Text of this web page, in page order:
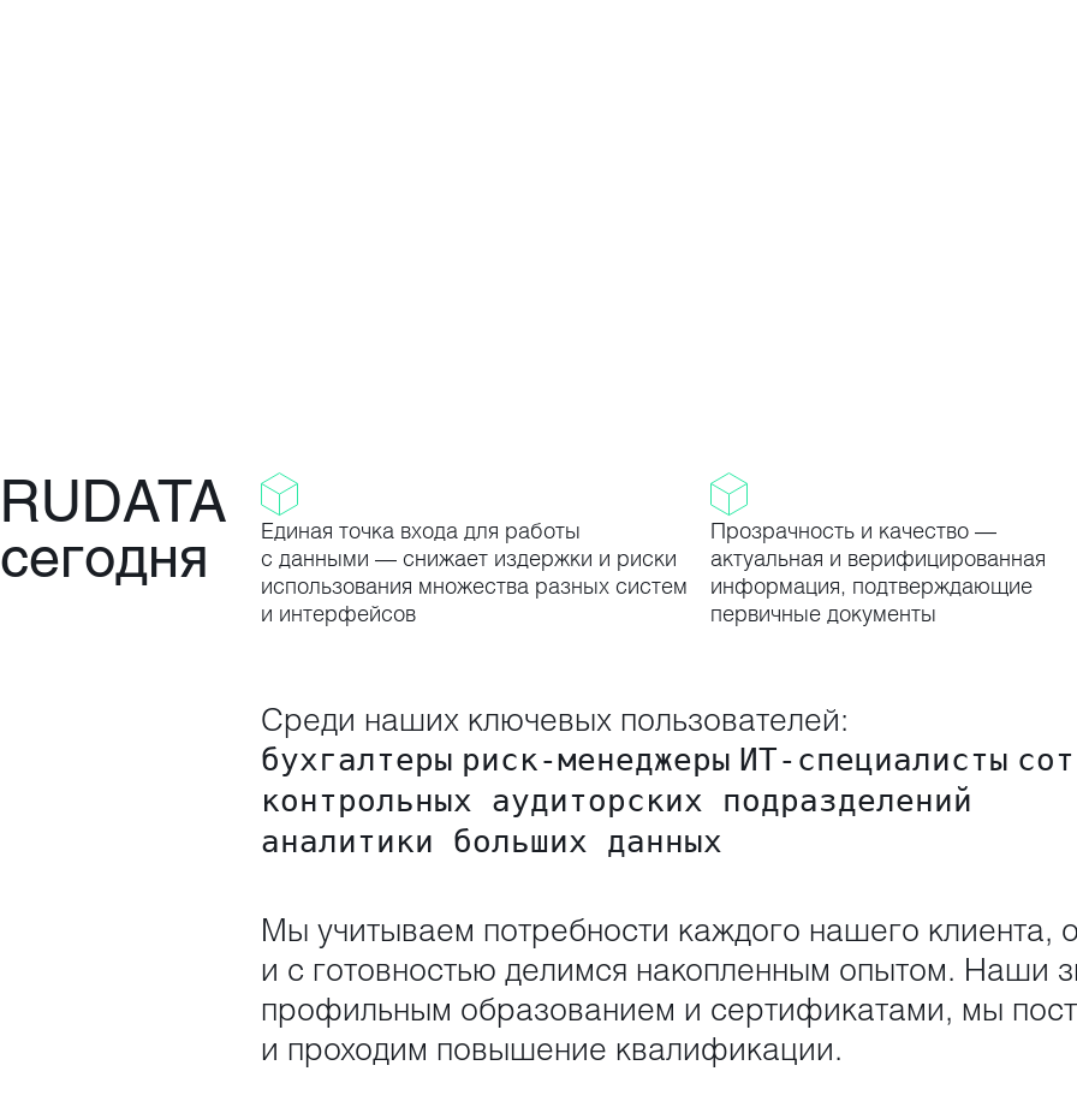
RUDATA
сегодня
Единая точка входа для работы
с данными — снижает издержки и риски
использования множества разных систем
и интерфейсов
Прозрачность и качество —
актуальная и верифицированная
информация, подтверждающие
первичные документы
Среди наших ключевых пользователей:
бухгалтеры риск-менеджеры ИТ-специалисты
контрольных аудиторских подразделений
аналитики больших данных
Мы учитываем потребности каждого нашего клиента,
и с готовностью делимся накопленным опытом. Наши
профильным образованием и сертификатами, мы
и проходим повышение квалификации.